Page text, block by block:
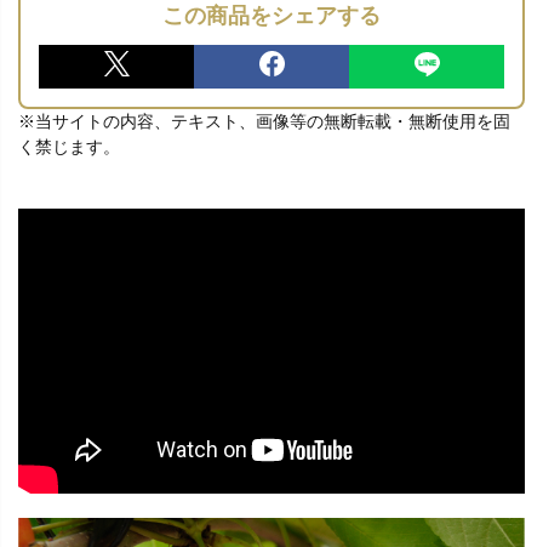
この商品をシェアする
※当サイトの内容、テキスト、画像等の無断転載・無断使用を固
く禁じます。